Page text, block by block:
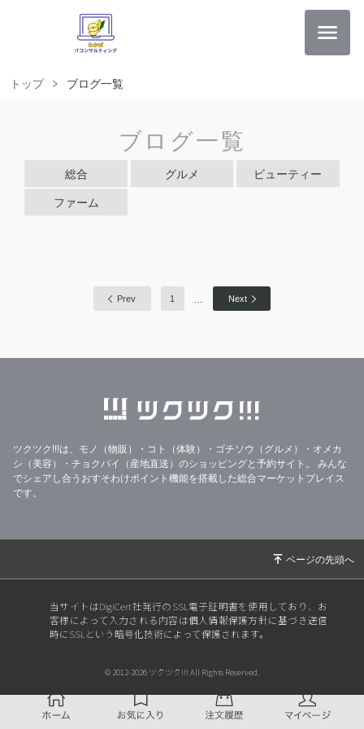
トップ ブログ一覧
ブログ一覧
総合 グルメ ビューティー
ファーム
Prev 1 Next
ツクツク!!!は、モノ（物販）・コト（体験）・ゴチソウ（グルメ）・オメカ
シ（美容）・チョクバイ（産地直送）のショッピングと予約サイト。
みんな
でシェアし合うおすそわけポイント機能を搭載した総合マーケットプレイス
です。
当サイトはDigiCert社発行のSSL電子証明書を使用しており、お
客様によって入力される内容は個人情報保護方針に基づき送信
時にSSLという暗号化技術によって保護されます。
© 2012-2026 ツクツク!!! All Rights Reserved.